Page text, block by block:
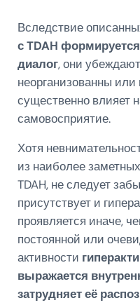
Вследствие
с TDAH
диалог, они
неорганизованны
существенно влияет
самовосприятие.
Хотя
из наиболее
TDAH, не следует
присутствует и
проявляется иначе,
постоянной или
активности
выражается
затрудняет её